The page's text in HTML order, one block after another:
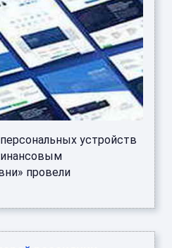
устройств
провели